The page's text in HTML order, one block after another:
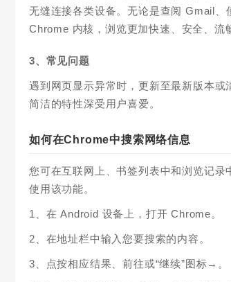
无缝连接各类设备。无论是查阅 Gmail
Chrome 内核，浏览更加快速、安全、流
3、常见问题
遇到网页显示异常时，更新至最新版本或
简洁的特性深受用户喜爱。
如何在Chrome中搜索网络信息
您可在互联网上、书签列表中和浏览记
使用该功能。
1、在 Android 设备上，打开 Chrome。
2、在地址栏中输入您要搜索的内容。
3、点按相应结果、前往或“继续”图标→。